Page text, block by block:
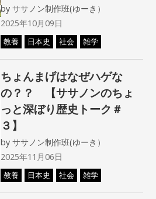
byササノン制作班(ゆーき）
2025年10月09日
教養 日本史 社会 雑学
ちょんまげはなぜハゲな
の？？ 【ササノンのちょ
っと深ぼり歴史トーク＃
３】
byササノン制作班(ゆーき）
2025年11月06日
教養 日本史 社会 雑学